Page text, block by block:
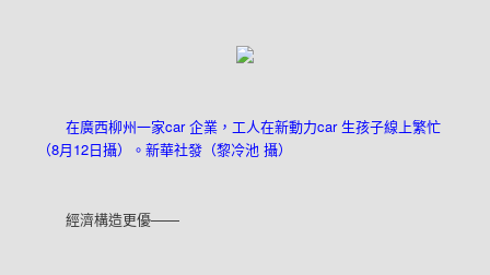
在廣西柳州一家car 企業，工人在新動力car 生孩子線上繁忙
（8月12日攝）。新華社發（黎冷池 攝）
經濟構造更優——